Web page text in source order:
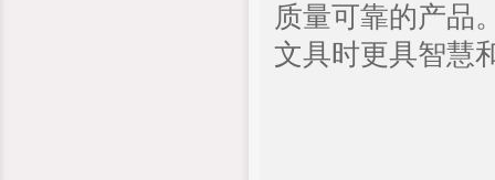
质量可靠的产品
文具时更具智慧